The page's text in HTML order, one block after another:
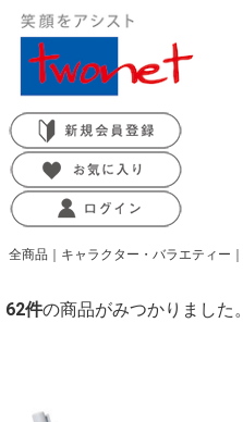
全商品 キャラクター・バラエティー
62件の商品がみつかりました。